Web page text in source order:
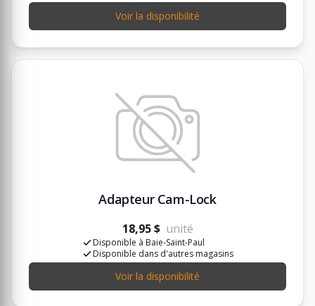
Voir la disponibilité
Adapteur Cam-Lock
18,95 $ unité
Disponible à Baie-Saint-Paul
Disponible dans d'autres magasins
Voir la disponibilité